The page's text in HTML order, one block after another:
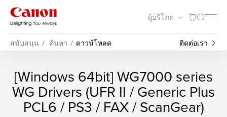
ผู้บริโภค
สนับสนุน ค้นหา ดาวน์โหลด ติดต่อเรา
[Windows 64bit] WG7000 series
WG Drivers (UFR II / Generic Plus
PCL6 / PS3 / FAX / ScanGear)